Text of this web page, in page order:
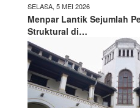
SELASA, 5 MEI 2026
Menpar Lantik Sejumlah
Struktural di…